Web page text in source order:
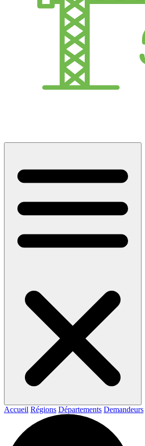
Accueil Régions Départements Demandeurs